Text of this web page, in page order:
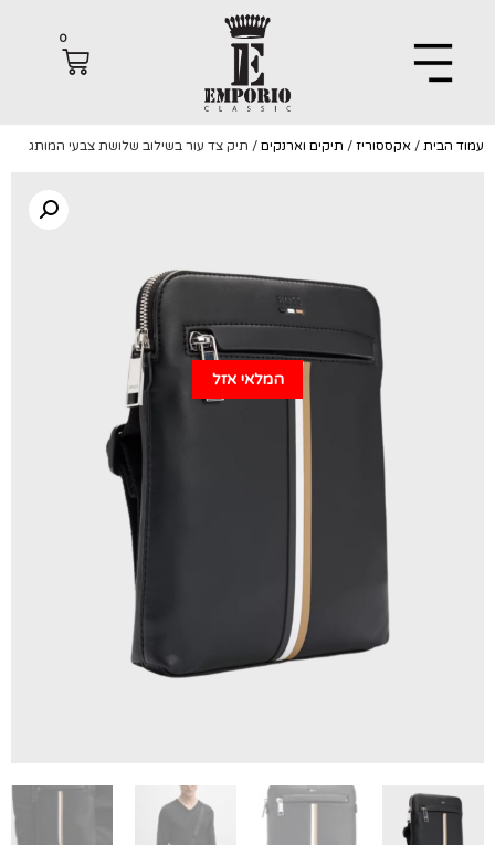
הבית/אקססוריז/תיקים וארנקים/ תיק צד עור בשילוב שלושת צבעי המותג
המלאי אזל